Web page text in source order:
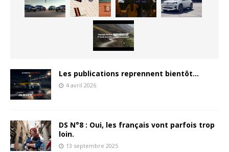
Les publications reprennent bientôt…
4 avril 2026
DS N°8 : Oui, les français vont parfois trop
loin.
13 septembre 2025